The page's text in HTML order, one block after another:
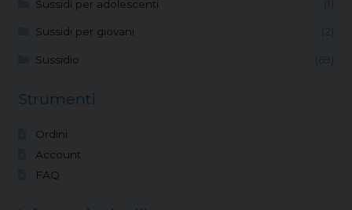
Sussidi per adolescenti (1)
Sussidi per giovani (2)
Sussidio (69)
Strumenti
Ordini
Account
FAQ